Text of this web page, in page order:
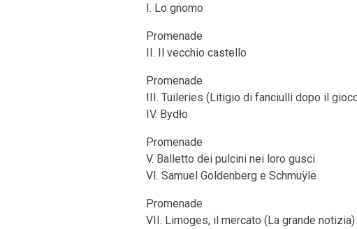
I. Lo gnomo
Promenade
II. Il vecchio castello
Promenade
III. Tuileries (Litigio di fanciulli dopo il
IV. Bydło
Promenade
V. Balletto dei pulcini nei loro gusci
VI. Samuel Goldenberg e Schmuÿle
Promenade
VII. Limoges, il mercato (La grande notizia)